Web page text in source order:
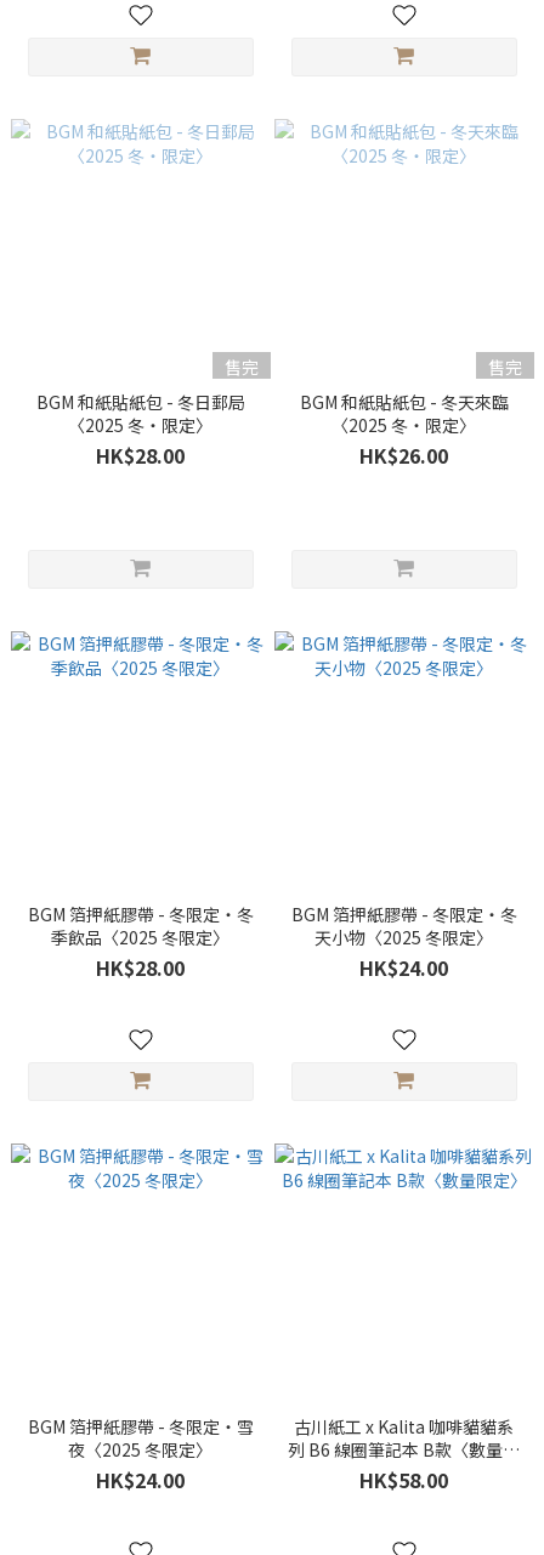
售完
BGM 和紙貼紙包 - 冬日郵局
〈2025 冬・限定〉
HK$28.00
售完
BGM 和紙貼紙包 - 冬天來臨
〈2025 冬・限定〉
HK$26.00
BGM 箔押紙膠帶 - 冬限定・冬
季飲品〈2025 冬限定〉
HK$28.00
BGM 箔押紙膠帶 - 冬限定・冬
天小物〈2025 冬限定〉
HK$24.00
BGM 箔押紙膠帶 - 冬限定・雪
夜〈2025 冬限定〉
HK$24.00
古川紙工 x Kalita 咖啡貓貓系
列 B6 線圈筆記本 B款〈數量限
定〉
HK$58.00